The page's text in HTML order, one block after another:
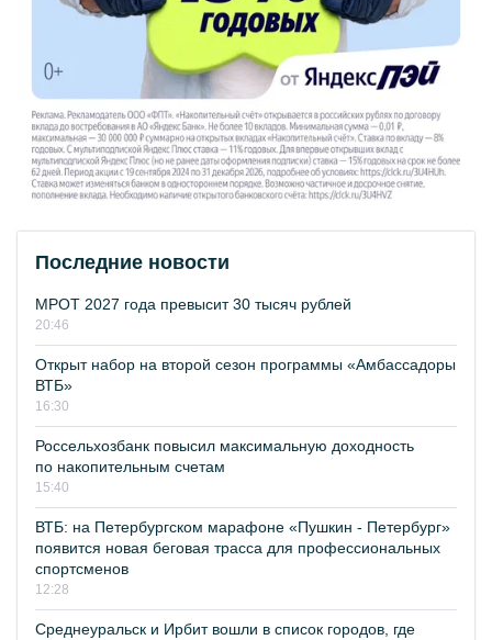
Последние новости
МРОТ 2027 года превысит 30 тысяч рублей
20:46
Открыт набор на второй сезон программы «Амбассадоры
ВТБ»
16:30
Россельхозбанк повысил максимальную доходность
по накопительным счетам
15:40
ВТБ: на Петербургском марафоне «Пушкин - Петербург»
появится новая беговая трасса для профессиональных
спортсменов
12:28
Среднеуральск и Ирбит вошли в список городов, где